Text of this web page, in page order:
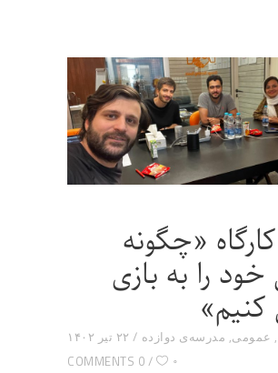
«چگونه
را به بازی
کنیم»
۲۲ تیر ۱۴۰۲ , عمومی, مدرسه‌ی دوازده
0 COMMENTS
۰